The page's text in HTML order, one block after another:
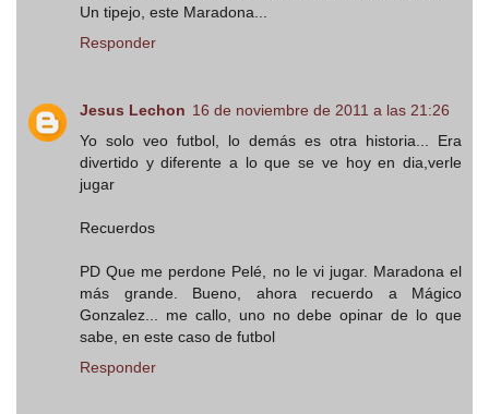
Un tipejo, este Maradona...
Responder
Jesus Lechon 16 de noviembre de 2011 a las 21:26
Yo solo veo futbol, lo demás es otra historia... Era
divertido y diferente a lo que se ve hoy en dia,verle
jugar
Recuerdos
PD Que me perdone Pelé, no le vi jugar. Maradona el
más grande. Bueno, ahora recuerdo a Mágico
Gonzalez... me callo, uno no debe opinar de lo que
sabe, en este caso de futbol
Responder